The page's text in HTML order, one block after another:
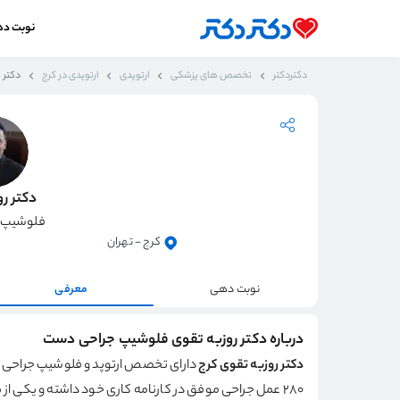
نوبت
دکتردکتر تخصص های پزشکی ارتوپدی ارتوپدی در کرج
دکتر
کرج - تهران
نوبت دهی معرفی
درباره دکتر روزبه تقوی فلوشیپ جراحی دست
دکتر روزبه تقوی کرجدارای تخصص ارتوپد و فلوشیپ جراحی دست
۲۸۰ عمل جراحی موفق در کارنامه کاری خود داشته و یکی از بهترین پزشکان در زمینه جراحی دست، شانه و آرنج هستند. وی